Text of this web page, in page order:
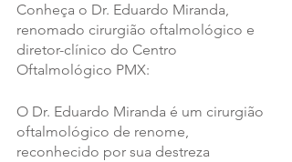
Conheça o Dr. Eduardo Miranda,
renomado cirurgião oftalmológico e
diretor-clínico do Centro
Oftalmológico PMX:
O Dr. Eduardo Miranda é um cirurgião
oftalmológico de renome,
reconhecido por sua destreza